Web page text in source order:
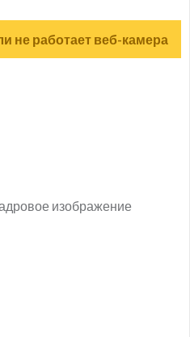
не работает веб-камера
изображение